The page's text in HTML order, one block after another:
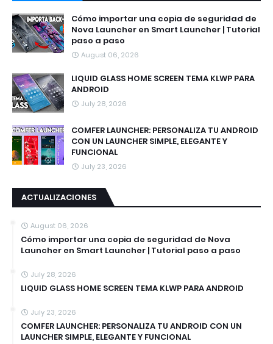
Cómo importar una copia de seguridad de
Nova Launcher en Smart Launcher | Tutorial
paso a paso
August 06, 2026
LIQUID GLASS HOME SCREEN TEMA KLWP PARA
ANDROID
July 28, 2026
COMFER LAUNCHER: PERSONALIZA TU ANDROID
CON UN LAUNCHER SIMPLE, ELEGANTE Y
FUNCIONAL
July 23, 2026
ACTUALIZACIONES
August 06, 2026
Cómo importar una copia de seguridad de Nova
Launcher en Smart Launcher | Tutorial paso a paso
July 28, 2026
LIQUID GLASS HOME SCREEN TEMA KLWP PARA ANDROID
July 23, 2026
COMFER LAUNCHER: PERSONALIZA TU ANDROID CON UN
LAUNCHER SIMPLE, ELEGANTE Y FUNCIONAL